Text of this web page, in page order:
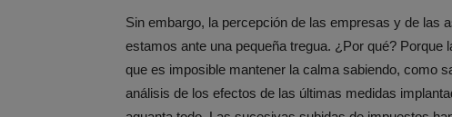
Sin embargo, la percepción de las empresas y de las
estamos ante una pequeña tregua. ¿Por qué?
que es imposible mantener la calma sabiendo, como
análisis de los efectos de las últimas medidas